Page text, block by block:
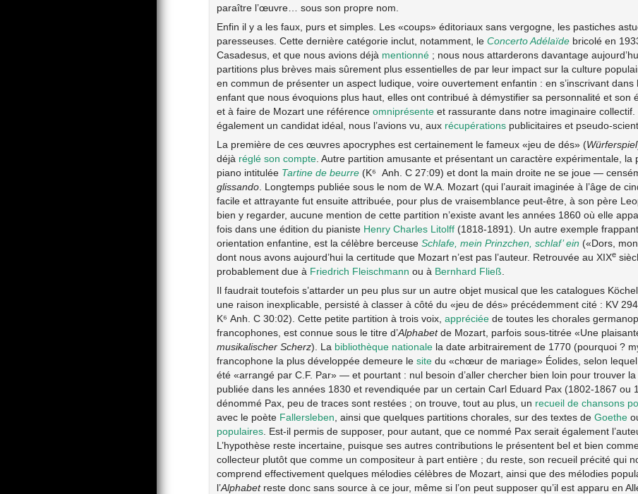
paraître l’œuvre… sous son propre nom.
Enfin il y a les faux, purs et simples. Les «coups» éditoriaux sans vergogne, les pastiches
paresseuses. Cette dernière catégorie inclut, notamment, le Concerto Adélaïdebricolé en
Casadesus, et que nous avions déjà mentionné; nous nous attarderons davantage
partitions plus brèves mais sûrement plus essentielles de par leur impact sur la culture
en commun de présenter un aspect ludique, voire ouvertement enfantin : en s’inscrivant dans
enfant que nous évoquions plus haut, elles ont contribué à démystifier sa personnalité et son
et à faire de Mozart une référence omniprésenteet rassurante dans notre imaginaire collectif.
également un candidat idéal, nous l’avions vu, aux récupérationspublicitaires et pseudo-
La première de ces œuvres apocryphes est certainement le fameux «jeu de dés» (Würferspiel
déjà réglé son compte. Autre partition amusante et présentant un caractère expérimentale, la
piano intitulée Tartine de beurre(K⁶ Anh. C 27:09) et dont la main droite ne se joue —
glissando. Longtemps publiée sous le nom de W.A. Mozart (qui l’aurait imaginée à l’âge de
facile et attrayante fut ensuite attribuée, pour plus de vraisemblance peut-être, à son père
bien y regarder, aucune mention de cette partition n’existe avant les années 1860 où elle
fois dans une édition du pianiste Henry Charles Litolff(1818-1891). Un autre exemple
orientation enfantine, est la célèbre berceuse Schlafe, mein Prinzchen, schlaf’ ein («Dors,
dont nous avons aujourd’hui la certitude que Mozart n’est pas l’auteur. Retrouvée au XIXe
probablement due à Friedrich Fleischmann ou à Bernhard Fließ
Il faudrait toutefois s’attarder un peu plus sur un autre objet musical que les catalogues
une raison inexplicable, persisté à classer à côté du «jeu de dés» précédemment cité : KV
K⁶ Anh. C 30:02). Cette petite partition à trois voix, appréciéede toutes les chorales
francophones, est connue sous le titre d’Alphabetde Mozart, parfois sous-titrée «Une
musikalischer Scherz). La bibliothèque nationalela date arbitrairement de 1770 (pourquoi ?
francophone la plus développée demeure le sitedu «chœur de mariage» Éolides, selon
été «arrangé par C.F. Par» — et pourtant : nul besoin d’aller chercher bien loin pour trouver la
publiée dans les années 1830 et revendiquée par un certain Carl Eduard Pax (1802-1867 ou
dénommé Pax, peu de traces sont restées ; on trouve, tout au plus, un recueil de chansons
avec le poète Fallersleben , ainsi que quelques partitions chorales, sur des textes de Goethe
populaires. Est-il permis de supposer, pour autant, que ce nommé Pax serait également
L’hypothèse reste incertaine, puisque ses autres contributions le présentent bel et bien
collecteur plutôt que comme un compositeur à part entière ; du reste, son recueil précité qui
comprend effectivement quelques mélodies célèbres de Mozart, ainsi que des mélodies
l’Alphabetreste donc sans source à ce jour, même si l’on peut supposer qu’il est apparu en